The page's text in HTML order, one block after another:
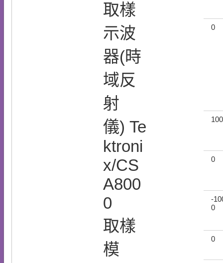
取樣
示波
器(時
域反
射
儀) Te
ktroni
x/CS
A800
0
取樣
模
0
0
-
0
0